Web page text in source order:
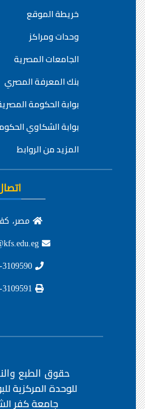
خريطة الموقع
وحدات ومراكز
الجامعات المصرية
بنك المعرفة المصري
بوابة الحكومة
بوابة الشكاوي
المزيد من الروابط
مصر،
حقوق الطبع
للوحدة المركزية
جامعة كفر